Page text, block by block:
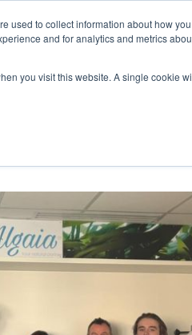
used to collect information about how
and for analytics and metrics
you visit this website. A single cookie
NOS PRODUITS ALGAIA